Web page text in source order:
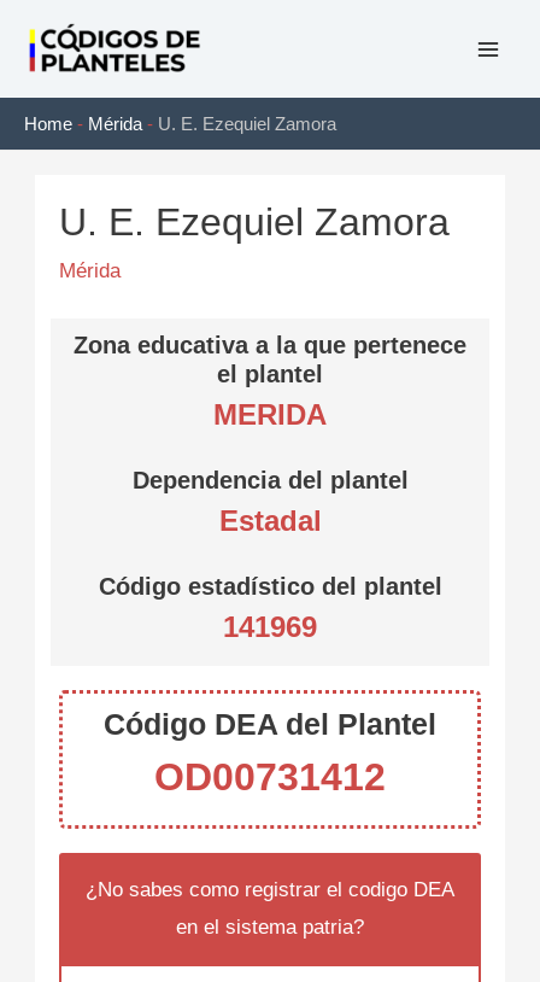
contenido
Home - Mérida - U. E. Ezequiel Zamora
U. E. Ezequiel Zamora
Mérida
Zona educativa a la que pertenece
el plantel
MERIDA
Dependencia del plantel
Estadal
Código estadístico del plantel
141969
Código DEA del Plantel
OD00731412
¿No sabes como registrar el codigo DEA
en el sistema patria?